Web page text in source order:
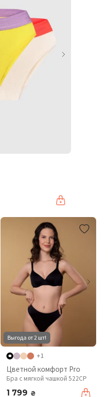
Выгода от 2 шт!
+1
Цветной комфорт Pro
Бра с мягкой чашкой 522CP
1 799 ₴